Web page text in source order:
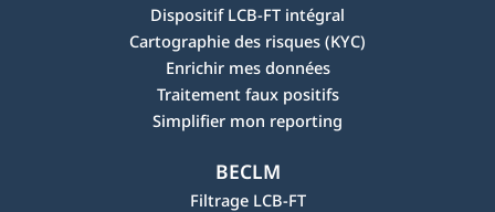
Dispositif LCB-FT intégral
Cartographie des risques (KYC)
Enrichir mes données
Traitement faux positifs
Simplifier mon reporting
BECLM
Filtrage LCB-FT